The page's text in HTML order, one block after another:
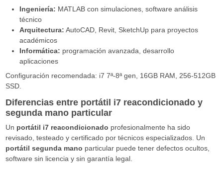
Ingeniería: MATLAB con simulaciones, software análisis
técnico
Arquitectura: AutoCAD, Revit, SketchUp para proyectos
académicos
Informática: programación avanzada, desarrollo
aplicaciones
Configuración recomendada: i7 7ª-8ª gen, 16GB RAM, 256-512GB
SSD.
Diferencias entre portátil i7 reacondicionado y
segunda mano particular
Un portátil i7 reacondicionado profesionalmente ha sido
revisado, testeado y certificado por técnicos especializados. Un
portátil segunda mano particular puede tener defectos ocultos,
software sin licencia y sin garantía legal.